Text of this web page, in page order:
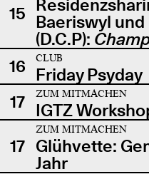
15 Baeriswyl
(D.C.P):
16
CLUB
Friday Psyday
17
ZUM MITMACHEN
IGTZ
17
ZUM MITMACHEN
Glühvette:
Jahr